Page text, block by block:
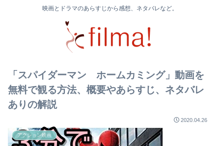
映画とドラマのあらすじから感想、ネタバレなど。
「スパイダーマン ホームカミング」動画を
無料で観る方法、概要やあらすじ、ネタバレ
ありの解説
2020.04.26
アクション映画